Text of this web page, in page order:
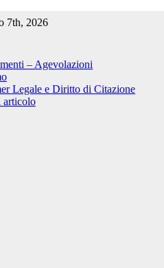
7th, 2026
– Agevolazioni
Legale e Diritto di Citazione
articolo